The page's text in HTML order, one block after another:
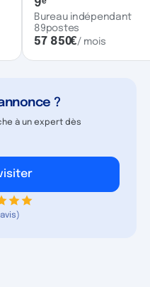
9ᵉ
Bureau indépendant
89postes
57 850€/ mois
?
à un expert dès